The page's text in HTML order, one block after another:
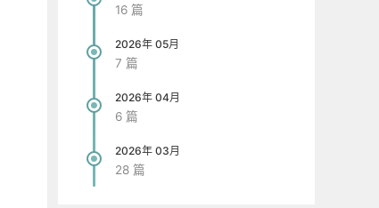
16 篇
2026年 05月
7 篇
2026年 04月
6 篇
2026年 03月
28 篇